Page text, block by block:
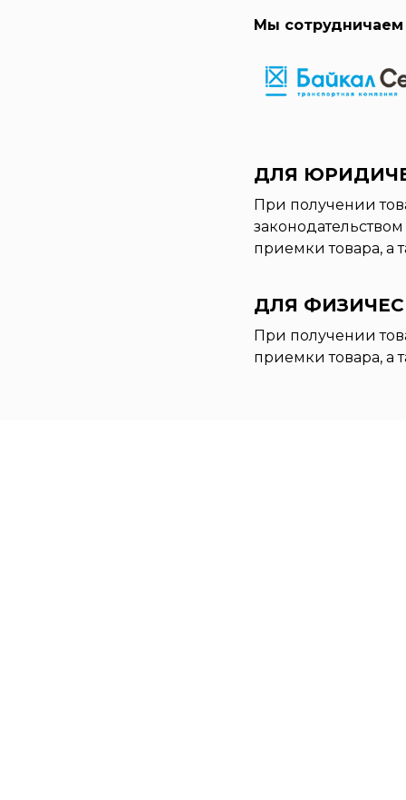
Мы сотрудничаем
ДЛЯ
При получении
приемки товара, а
ДЛЯ
При получении
приемки товара, а